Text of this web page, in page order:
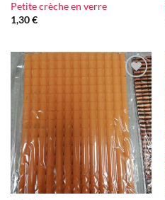
Petite crèche en verre
1,30€
Ajouter
à la liste
d'envie